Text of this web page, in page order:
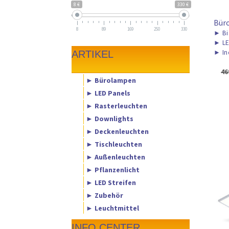
►
►
►
8 € 330 €
8 89 169 250 330
ARTIKEL
► Bürolampen
► LED Panels
► Rasterleuchten
► Downlights
► Deckenleuchten
► Tischleuchten
► Außenleuchten
► Pflanzenlicht
► LED Streifen
► Zubehör
► Leuchtmittel